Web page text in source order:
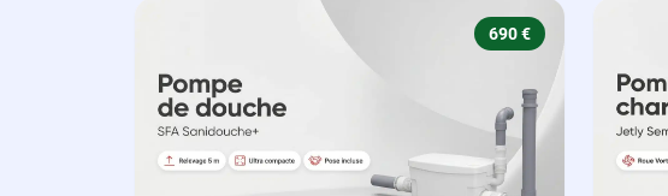
690 €